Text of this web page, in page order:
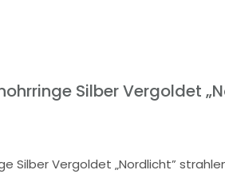
Silber Vergoldet
Silber Vergoldet „Nordlicht”